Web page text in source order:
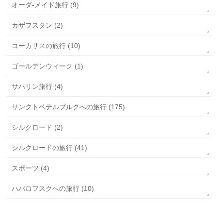
オーダ-メイド旅行 (9)
カザフスタン (2)
コーカサスの旅行 (10)
ゴールデンウィーク (1)
サハリン旅行 (4)
サンクトペテルブルクへの旅行 (175)
シルクロード (2)
シルクロードの旅行 (41)
スポーツ (4)
ハバロフスクへの旅行 (10)